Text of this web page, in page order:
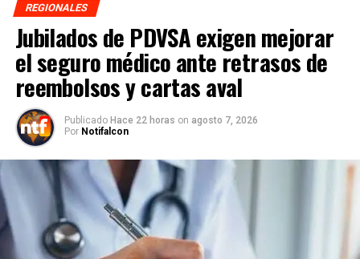
REGIONALES
Jubilados de PDVSA exigen mejorar
el seguro médico ante retrasos de
reembolsos y cartas aval
Publicado Hace 22 horas on agosto 7, 2026
Por Notifalcon